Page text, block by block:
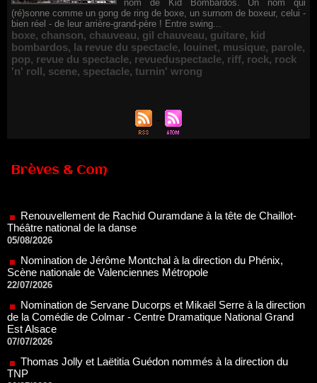
nom de Kid Bombardos. Un nom qui
(ré)sonne comme un gong de ring de boxe, un surnom de boxeur, celui -
bien réel - de leur arrière-grand-père ! Entre swing...
boxe, chanson, chauveau, gil chauveau, guitare, kid
bombardos, la revue du spectacle, louinet, musique, parole,
pop, revue du spectacle, revueduspectacle, riff, rock, rock
'n' roll, scene, spectacle, turnin' wrong
Brèves & Com
05/08/2026
Nomination de Jérôme Montchal à la direction du Phénix,
Scène nationale de Valenciennes Métropole
22/07/2026
Nomination de Servane Ducorps et Mikaël Serre à la direction
de la Comédie de Colmar - Centre Dramatique National Grand
Est Alsace
07/07/2026
Thomas Jolly et Laëtitia Guédon nommés à la direction du
TNP
02/07/2026
Fonds SACD Théâtre : les lauréats 2026